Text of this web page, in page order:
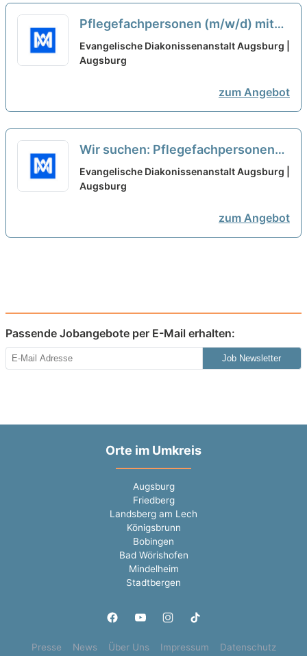
Pflegefachpersonen (m/w/d) mit
Ausbildung als Pflegefachkraft
oder Gesundheits- und
Evangelische Diakonissenanstalt Augsburg |
Augsburg
zum Angebot
Wir suchen: Pflegefachpersonen
(m/w/d) mit Ausbildung als
Pflegefachkraft oder Gesundheits-
Evangelische Diakonissenanstalt Augsburg |
Augsburg
zum Angebot
Passende Jobangebote per E-Mail erhalten:
Job Newsletter
Orte im Umkreis
Augsburg
Friedberg
Landsberg am Lech
Königsbrunn
Bobingen
Bad Wörishofen
Mindelheim
Stadtbergen
Presse News Über Uns Impressum Datenschutz